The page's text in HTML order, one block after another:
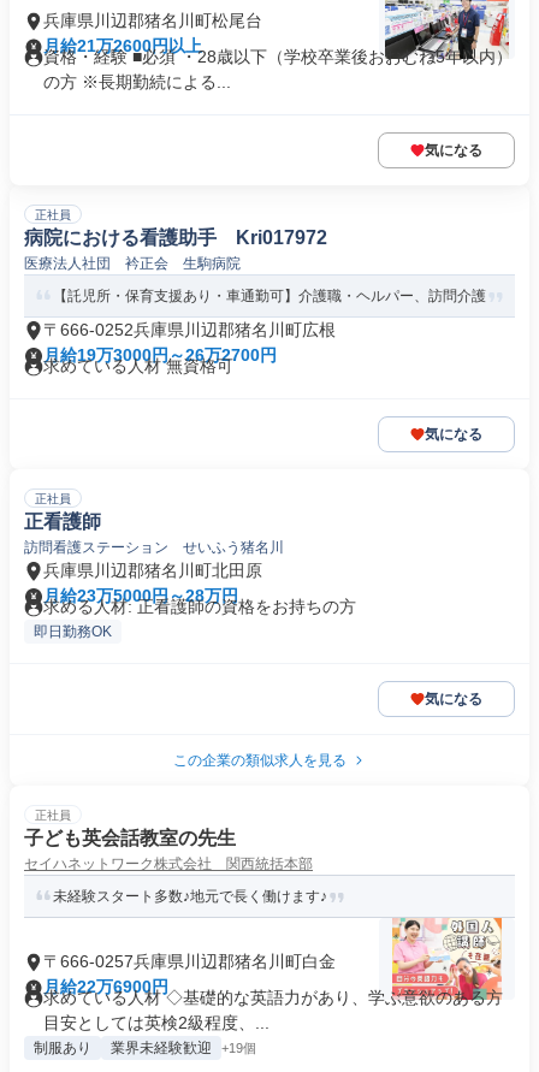
兵庫県川辺郡猪名川町松尾台
月給21万2600円以上
資格・経験 ■必須 ・28歳以下（学校卒業後おおむね5年以内）
の方 ※長期勤続による...
気になる
正社員
病院における看護助手 Kri017972
医療法人社団 衿正会 生駒病院
【託児所・保育支援あり・車通勤可】介護職・ヘルパー、訪問介護
〒666-0252兵庫県川辺郡猪名川町広根
月給19万3000円～26万2700円
求めている人材 無資格可
気になる
正社員
正看護師
訪問看護ステーション せいふう猪名川
兵庫県川辺郡猪名川町北田原
月給23万5000円～28万円
求める人材: 正看護師の資格をお持ちの方
即日勤務OK
気になる
この企業の類似求人を見る
正社員
子ども英会話教室の先生
セイハネットワーク株式会社 関西統括本部
未経験スタート多数♪地元で長く働けます♪
〒666-0257兵庫県川辺郡猪名川町白金
月給22万6900円
求めている人材 ◇基礎的な英語力があり、学ぶ意欲のある方
目安としては英検2級程度、...
制服あり 業界未経験歓迎 +19個